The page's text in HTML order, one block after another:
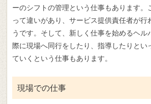
ーのシフトの管理という仕事もあります。
って違いがあり、サービス提供責任者が行
うです。そして、新しく仕事を始めるヘル
際に現場へ同行をしたり、指導したりとい
ていくという仕事もあります。
現場での仕事